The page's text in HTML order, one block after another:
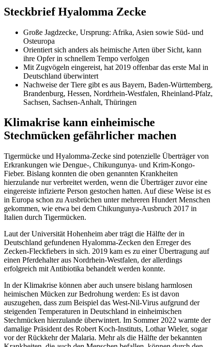
Steckbrief Hyalomma Zecke
Große Jagdzecke, Ursprung: Afrika, Asien sowie Süd- und
Osteuropa
Orientiert sich anders als heimische Arten über Sicht, kann
ihre Opfer in schnellem Tempo verfolgen
Mit Zugvögeln eingereist, hat 2019 offenbar das erste Mal in
Deutschland überwintert
Nachweise der Tiere gibt es aus Bayern, Baden-Württemberg,
Brandenburg, Hessen, Nordrhein-Westfalen, Rheinland-Pfalz,
Sachsen, Sachsen-Anhalt, Thüringen
Klimakrise kann einheimische
Stechmücken gefährlicher machen
Tigermücke und Hyalomma-Zecke sind potenzielle Überträger von
Erkrankungen wie Dengue-, Chikungunya- und Krim-Kongo-
Fieber. Bislang konnten die oben genannten Krankheiten
hierzulande nur verbreitet werden, wenn die Überträger zuvor eine
eingereiste infizierte Person gestochen hatten. Auf diese Weise ist es
in Europa schon zu Ausbrüchen unter mehreren Hundert Menschen
gekommen, wie etwa bei dem Chikungunya-Ausbruch 2017 in
Italien durch Tigermücken.
Laut der Universität Hohenheim aber trägt die Hälfte der in
Deutschland gefundenen Hyalomma-Zecken den Erreger des
Zecken-Fleckfiebers in sich. 2019 kam es zu einer Übertragung auf
einen Pferdehalter aus Nordrhein-Westfalen, der allerdings
erfolgreich mit Antibiotika behandelt werden konnte.
In der Klimakrise können aber auch unsere bislang harmlosen
heimischen Mücken zur Bedrohung werden: Es ist davon
auszugehen, dass zum Beispiel das West-Nil-Virus aufgrund der
steigenden Temperaturen in Deutschland in einheimischen
Stechmücken hierzulande überwintert. Im Sommer 2022 warnte der
damalige Präsident des Robert Koch-Instituts, Lothar Wieler, sogar
vor der Rückkehr der Malaria. Mehr als die Hälfte der bekannten